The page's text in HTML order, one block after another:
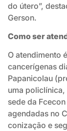
do útero”,
Gerson.
Como ser
O atendimento
cancerígenas
Papanicolau
uma policlínica,
sede da
agendadas no
conização e